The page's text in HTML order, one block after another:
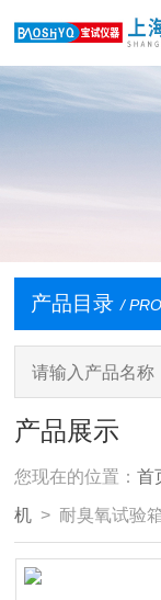
产品目录 /
产品展示
您现在的位置：首
机 > 耐臭氧试验